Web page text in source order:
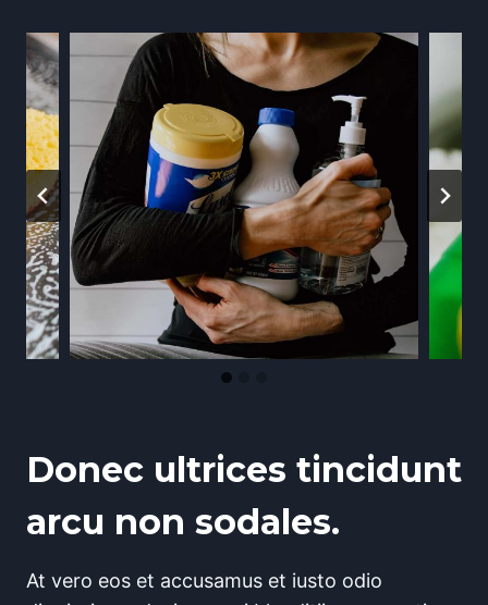
Donec ultrices tincidunt
arcu non sodales.
At vero eos et accusamus et iusto odio